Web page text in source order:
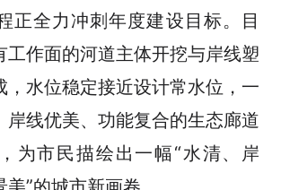
正全力冲刺年度建设目标。目
工作面的河道主体开挖与岸线塑
，水位稳定接近设计常水位，一
岸线优美、功能复合的生态廊道
为市民描绘出一幅“水清、岸